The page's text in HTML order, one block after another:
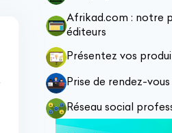
Afrikad.com : notre
éditeurs
Présentez vos
Prise de rendez-
Réseau social